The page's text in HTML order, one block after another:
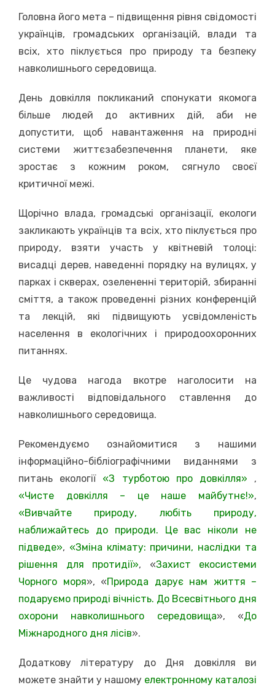
Головна його мета – підвищення рівня свідомості
українців, громадських організацій, влади та
всіх, хто піклується про природу та безпеку
навколишнього середовища.
День довкілля покликаний спонукати якомога
більше людей до активних дій, аби не
допустити, щоб навантаження на природні
системи життєзабезпечення планети, яке
зростає з кожним роком, сягнуло своєї
критичної межі.
Щорічно влада, громадські організації, екологи
закликають українців та всіх, хто піклується про
природу, взяти участь у квітневій толоці:
висадці дерев, наведенні порядку на вулицях, у
парках і скверах, озелененні територій, збиранні
сміття, а також проведенні різних конференцій
та лекцій, які підвищують усвідомленість
населення в екологічних і природоохоронних
питаннях.
Це чудова нагода вкотре наголосити на
важливості відповідального ставлення до
навколишнього середовища.
Рекомендуємо ознайомитися з нашими
інформаційно-бібліографічними виданнями з
питань екології «З турботою про довкілля» ,
«Чисте довкілля – це наше майбутнє!»,
«Вивчайте природу, любіть природу,
наближайтесь до природи. Це вас ніколи не
підведе», «Зміна клімату: причини, наслідки та
рішення для протидії», «Захист екосистеми
Чорного моря», «Природа дарує нам життя –
подаруємо природі вічність. До Всесвітнього дня
охорони навколишнього середовища», «До
Міжнародного дня лісів».
Додаткову літературу до Дня довкілля ви
можете знайти у нашому електронному каталозі